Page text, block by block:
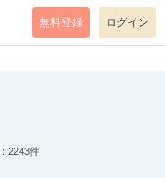
level=notice
無料登録 ログイン
2243件